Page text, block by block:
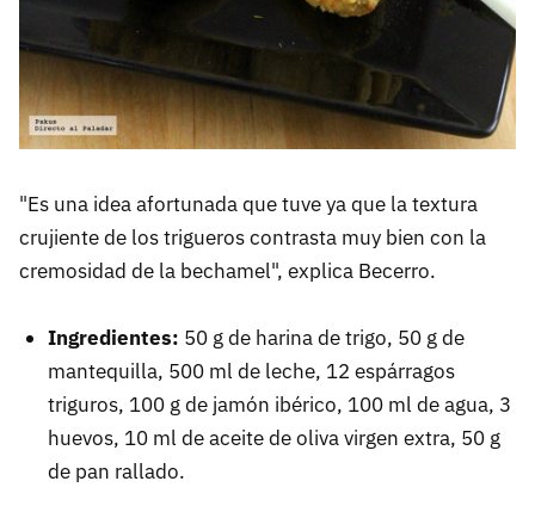
"Es una idea afortunada que tuve ya que la textura
crujiente de los trigueros contrasta muy bien con la
cremosidad de la bechamel", explica Becerro.
Ingredientes: 50 g de harina de trigo, 50 g de
mantequilla, 500 ml de leche, 12 espárragos
triguros, 100 g de jamón ibérico, 100 ml de agua, 3
huevos, 10 ml de aceite de oliva virgen extra, 50 g
de pan rallado.